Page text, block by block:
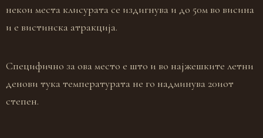
некои места клисурата се издигнува и до 50м во висина
и е вистинcка атракција.
Специфично за ова место е што и во најжешките летни
денови тука температурата не го надминува 20иот
степен.